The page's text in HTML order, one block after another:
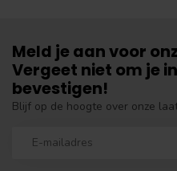
Meld je aan voor
Vergeet niet om je
bevestigen!
Blijf op de hoogte over onze